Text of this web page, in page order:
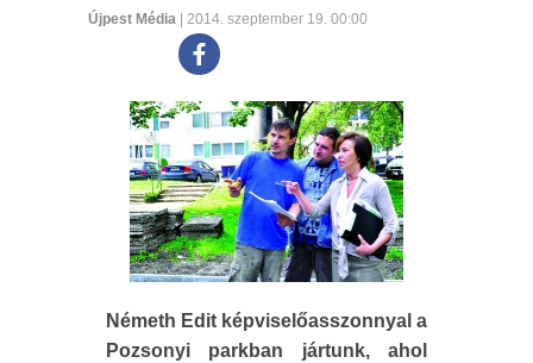
Újpest Média | 2014. szeptember 19. 00:00
Németh Edit képviselőasszonnyal a
Pozsonyi parkban jártunk, ahol